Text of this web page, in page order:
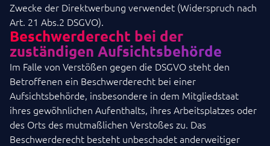
Zwecke der Direktwerbung verwendet (Widerspruch nach
Art. 21 Abs.2 DSGVO).
Beschwerderecht bei der
zuständigen Aufsichtsbehörde
Im Falle von Verstößen gegen die DSGVO steht den
Betroffenen ein Beschwerderecht bei einer
Aufsichtsbehörde, insbesondere in dem Mitgliedstaat
ihres gewöhnlichen Aufenthalts, ihres Arbeitsplatzes oder
des Orts des mutmaßlichen Verstoßes zu. Das
Beschwerderecht besteht unbeschadet anderweitiger